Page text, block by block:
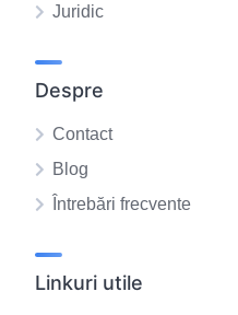
Juridic
Despre
Contact
Blog
Întrebări frecvente
Linkuri utile